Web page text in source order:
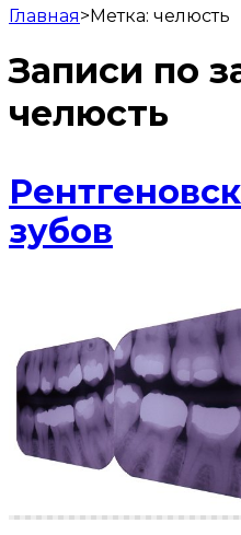
Главная>Метка: челюсть
Записи по
челюсть
зубов